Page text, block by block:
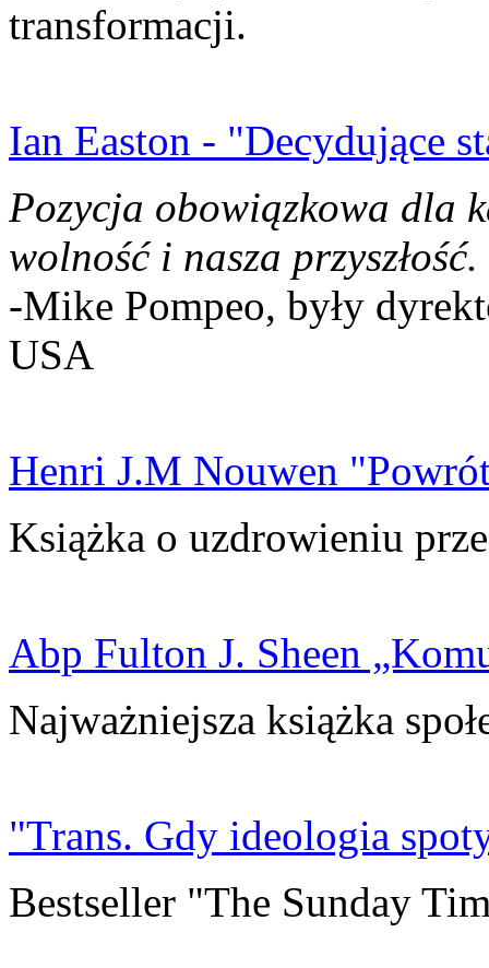
transformacji.
Ian Easton - "Decydujące
Pozycja obowiązkowa dla
wolność i nasza przyszłość.
-Mike Pompeo, były
USA
Henri J.M Nouwen
Książka o uzdrowieniu
Abp Fulton J. Sheen
Najważniejsza książka
"Trans. Gdy ideologia
Bestseller "The Sunday